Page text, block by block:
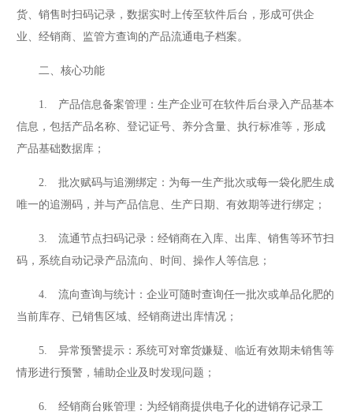
货、销售时扫码记录，数据实时上传至软件后台，形成可供企
业、经销商、监管方查询的产品流通电子档案。
二、核心功能
1. 产品信息备案管理：生产企业可在软件后台录入产品基本
信息，包括产品名称、登记证号、养分含量、执行标准等，形成
产品基础数据库；
2. 批次赋码与追溯绑定：为每一生产批次或每一袋化肥生成
唯一的追溯码，并与产品信息、生产日期、有效期等进行绑定；
3. 流通节点扫码记录：经销商在入库、出库、销售等环节扫
码，系统自动记录产品流向、时间、操作人等信息；
4. 流向查询与统计：企业可随时查询任一批次或单品化肥的
当前库存、已销售区域、经销商进出库情况；
5. 异常预警提示：系统可对窜货嫌疑、临近有效期未销售等
情形进行预警，辅助企业及时发现问题；
6. 经销商台账管理：为经销商提供电子化的进销存记录工